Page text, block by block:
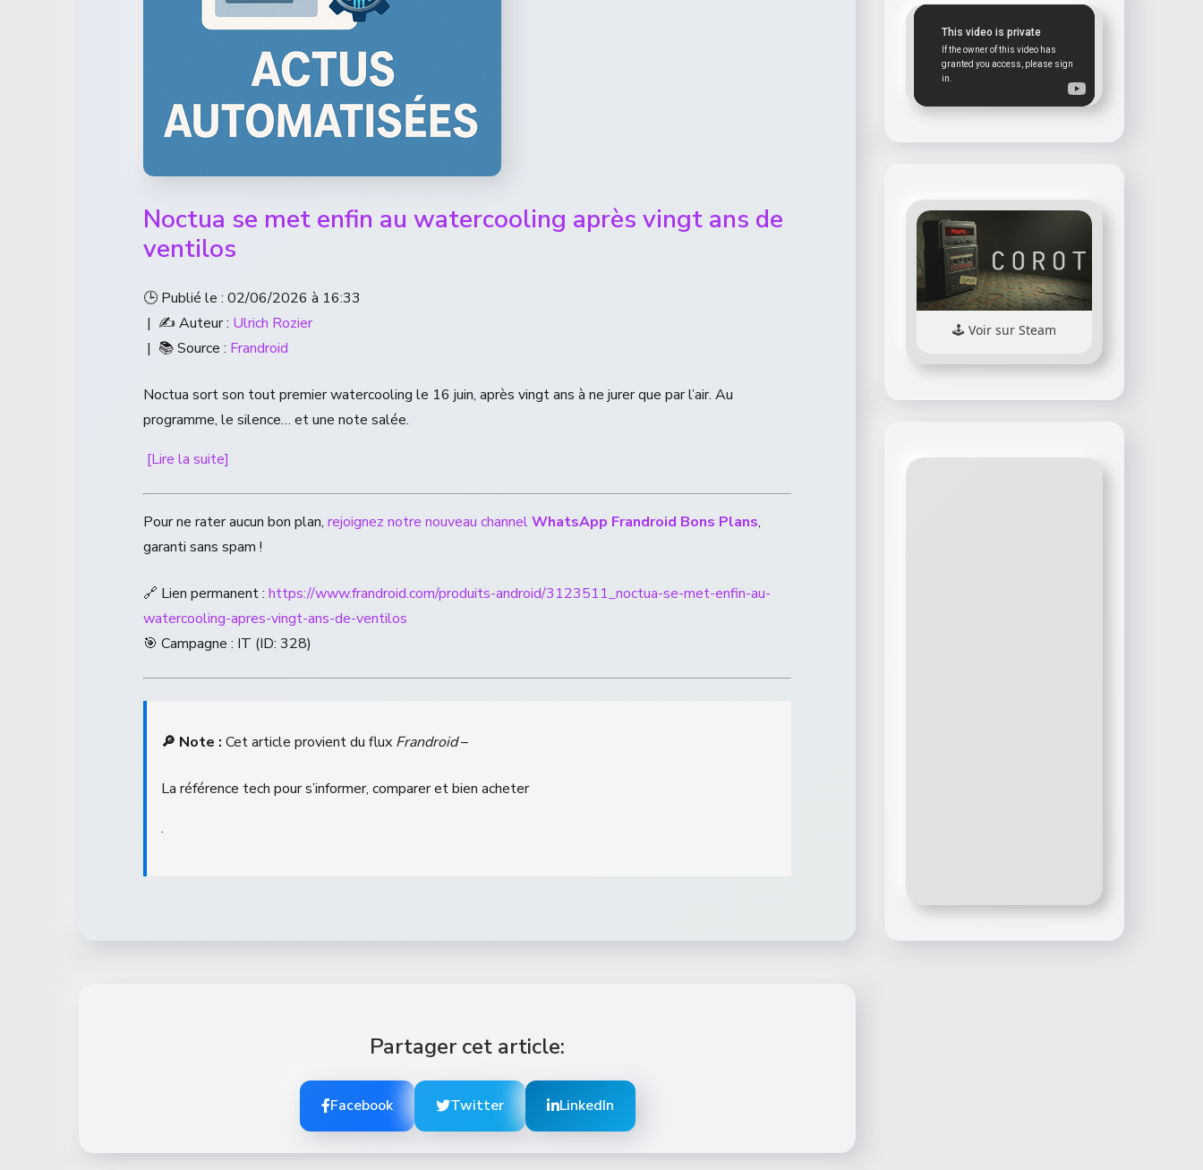
Noctua se met enfin au watercooling après vingt ans de
ventilos
🕒 Publié le : 02/06/2026 à 16:33
| ✍️ Auteur : Ulrich Rozier
| 📚 Source : Frandroid
Noctua sort son tout premier watercooling le 16 juin, après vingt ans à ne jurer que par l’air. Au
programme, le silence… et une note salée.
[Lire la suite]
Pour ne rater aucun bon plan, rejoignez notre nouveau channelWhatsApp Frandroid Bons Plans,
garanti sans spam !
🔗 Lien permanent : https://www.frandroid.com/produits-android/3123511_noctua-se-met-enfin-au-
watercooling-apres-vingt-ans-de-ventilos
🎯 Campagne : IT (ID: 328)
🔎 Note : Cet article provient du flux Frandroid–
La référence tech pour s’informer, comparer et bien acheter
.
Partager cet article:
Facebook Twitter LinkedIn
Voir sur Steam